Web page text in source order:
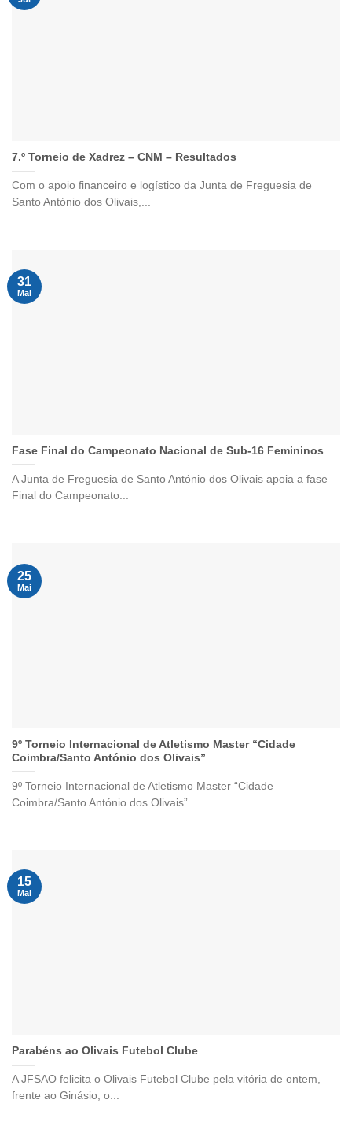
7.º Torneio de Xadrez – CNM – Resultados
Com o apoio financeiro e logístico da Junta de Freguesia de
Santo António dos Olivais,...
Fase Final do Campeonato Nacional de Sub-16 Femininos
A Junta de Freguesia de Santo António dos Olivais apoia a fase
Final do Campeonato...
31
Mai
9º Torneio Internacional de Atletismo Master “Cidade
Coimbra/Santo António dos Olivais”
9º Torneio Internacional de Atletismo Master “Cidade
Coimbra/Santo António dos Olivais”
25
Mai
Parabéns ao Olivais Futebol Clube
A JFSAO felicita o Olivais Futebol Clube pela vitória de ontem,
frente ao Ginásio, o...
15
Mai